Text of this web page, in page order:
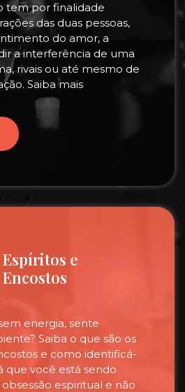
tem por finalidade
das duas pessoas,
do amor, a
a interferência de uma
rivais ou até mesmo de
Saiba mais
Espíritos e
Encostos
energia, sente
Saiba o que são os
e como identificá-
que você está sendo
espiritual e não